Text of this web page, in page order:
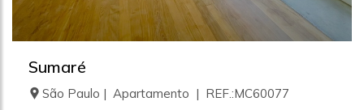
Sumaré
São Paulo | Apartamento | REF.:MC60077